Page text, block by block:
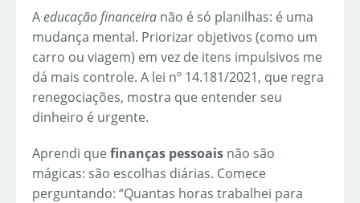
Aeducação financeira não é só planilhas: é uma
mudança mental. Priorizar objetivos (como um
carro ou viagem) em vez de itens impulsivos me
dá mais controle. A lei nº 14.181/2021, que regra
renegociações, mostra que entender seu
dinheiro é urgente.
Aprendi quefinanças pessoais não são
mágicas: são escolhas diárias. Comece
perguntando: “Quantas horas trabalhei para